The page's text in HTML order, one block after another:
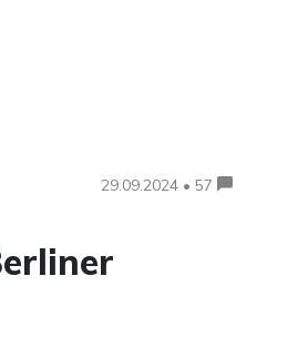
29.09.2024 • 57